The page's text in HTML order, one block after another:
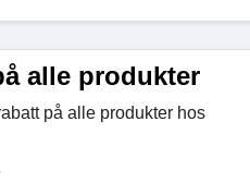
alle produkter
på alle produkter hos